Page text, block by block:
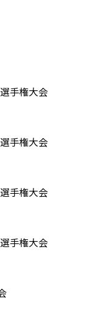
手権大会
手権大会
手権大会
手権大会